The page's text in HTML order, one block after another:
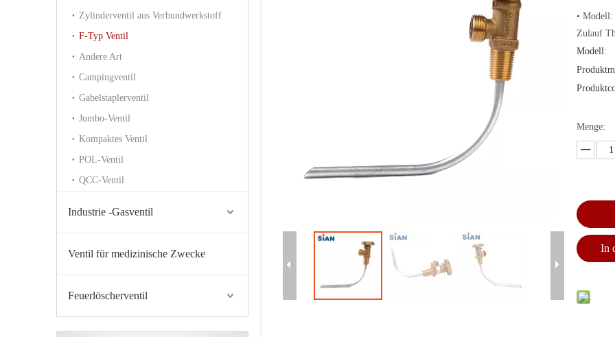
Zylinderventil aus Verbundwerkstoff
F-Typ Ventil
Andere Art
Campingventil
Gabelstaplerventil
Jumbo-Ventil
Kompaktes Ventil
POL-Ventil
QCC-Ventil
Industrie -Gasventil
Ventil für medizinische Zwecke
Feuerlöscherventil
• Modell:
Zulauf
Modell:
Menge:
In